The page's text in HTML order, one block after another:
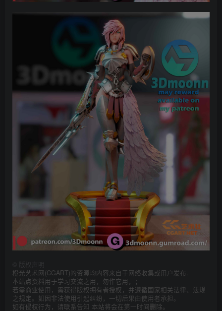
版权声明
橙光艺术网(CGART)的资源均内容来自于网络收集或用户发布.
本站点资料用于学习交流之用，勿作它用，；
若需商业使用，需获得版权拥有者授权，并遵循国家相关法律、法规
之规定。如因非法使用引起纠纷，一切后果由使用者承担。
如有侵权行为，请联系告知 本站将会在第一时间删除。